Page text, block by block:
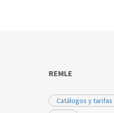
REMLE
Catálogos y tarifas